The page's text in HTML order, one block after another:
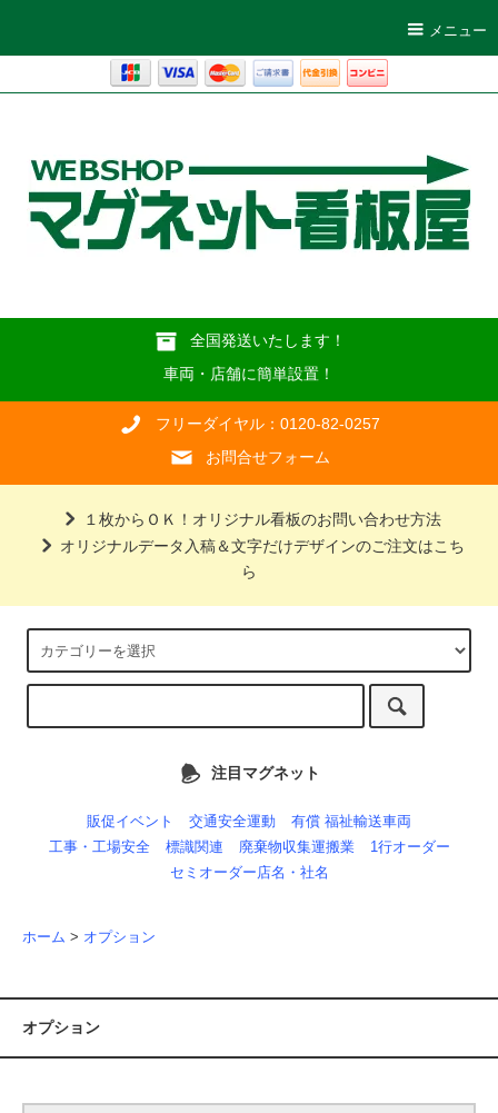
メニュー
全国発送いたします！
車両・店舗に簡単設置！
フリーダイヤル：0120-82-0257
お問合せフォーム
１枚からＯＫ！オリジナル看板のお問い合わせ方法
オリジナルデータ入稿＆文字だけデザインのご注文はこち
ら
注目マグネット
販促イベント 交通安全運動
有償 福祉輸送車両
工事・工場安全
標識関連 廃棄物収集運搬業
1行オーダー
セミオーダー店名・社名
ホーム > オプション
オプション